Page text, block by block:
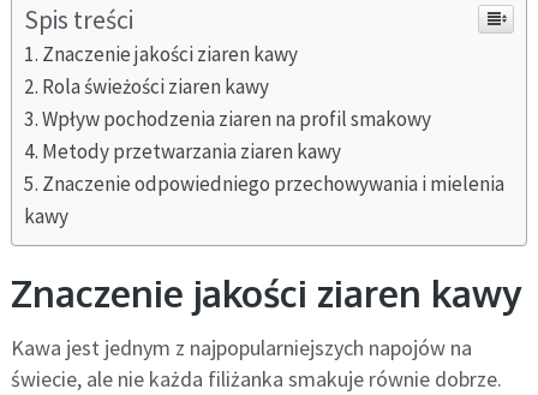
Spis treści
Znaczenie jakości ziaren kawy
Rola świeżości ziaren kawy
Wpływ pochodzenia ziaren na profil smakowy
Metody przetwarzania ziaren kawy
Znaczenie odpowiedniego przechowywania i mielenia
kawy
Znaczenie jakości ziaren kawy
Kawa jest jednym z najpopularniejszych napojów na
świecie, ale nie każda filiżanka smakuje równie dobrze.